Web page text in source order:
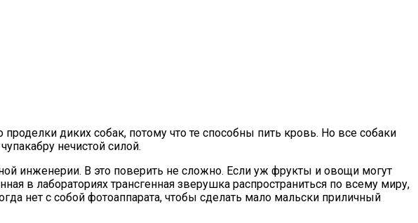
диких собак, потому что те способны пить кровь. Но все собаки
нечистой силой.
инженерии. В это поверить не сложно. Если уж фрукты и овощи могут
в лабораториях трансгенная зверушка распространиться по всему миру,
нет с собой фотоаппарата, чтобы сделать мало мальски приличный